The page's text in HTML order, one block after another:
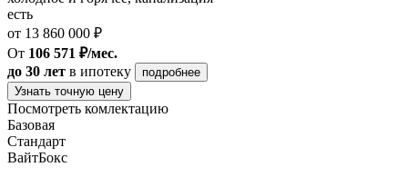
есть
от 13 860 000 ₽
От 106 571 ₽/мес.
до 30 лет в ипотеку
подробнее
Узнать точную цену
Посмотреть комлектацию
Базовая
Стандарт
ВайтБокс